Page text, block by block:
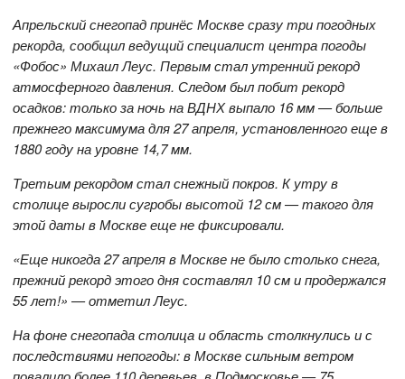
Апрельский снегопад принёс Москве сразу три погодных
рекорда, сообщил ведущий специалист центра погоды
«Фобос» Михаил Леус. Первым стал утренний рекорд
атмосферного давления. Следом был побит рекорд
осадков: только за ночь на ВДНХ выпало 16 мм — больше
прежнего максимума для 27 апреля, установленного еще в
1880 году на уровне 14,7 мм.
Третьим рекордом стал снежный покров. К утру в
столице выросли сугробы высотой 12 см — такого для
этой даты в Москве еще не фиксировали.
«Еще никогда 27 апреля в Москве не было столько снега,
прежний рекорд этого дня составлял 10 см и продержался
55 лет!» — отметил Леус.
На фоне снегопада столица и область столкнулись и с
последствиями непогоды: в Москве сильным ветром